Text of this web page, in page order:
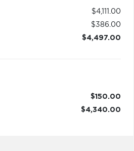
$4,111.00
$386.00
$4,497.00
$150.00
$4,340.00